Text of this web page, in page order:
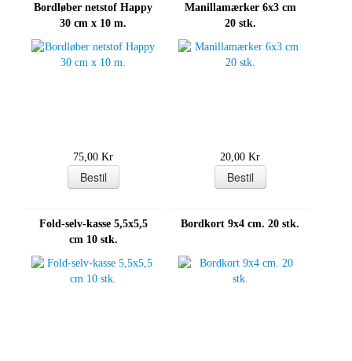
Bordløber netstof Happy
30 cm x 10 m.
75,00 Kr
Manillamærker 6x3 cm
20 stk.
20,00 Kr
Fold-selv-kasse 5,5x5,5
cm 10 stk.
Bordkort 9x4 cm. 20 stk.